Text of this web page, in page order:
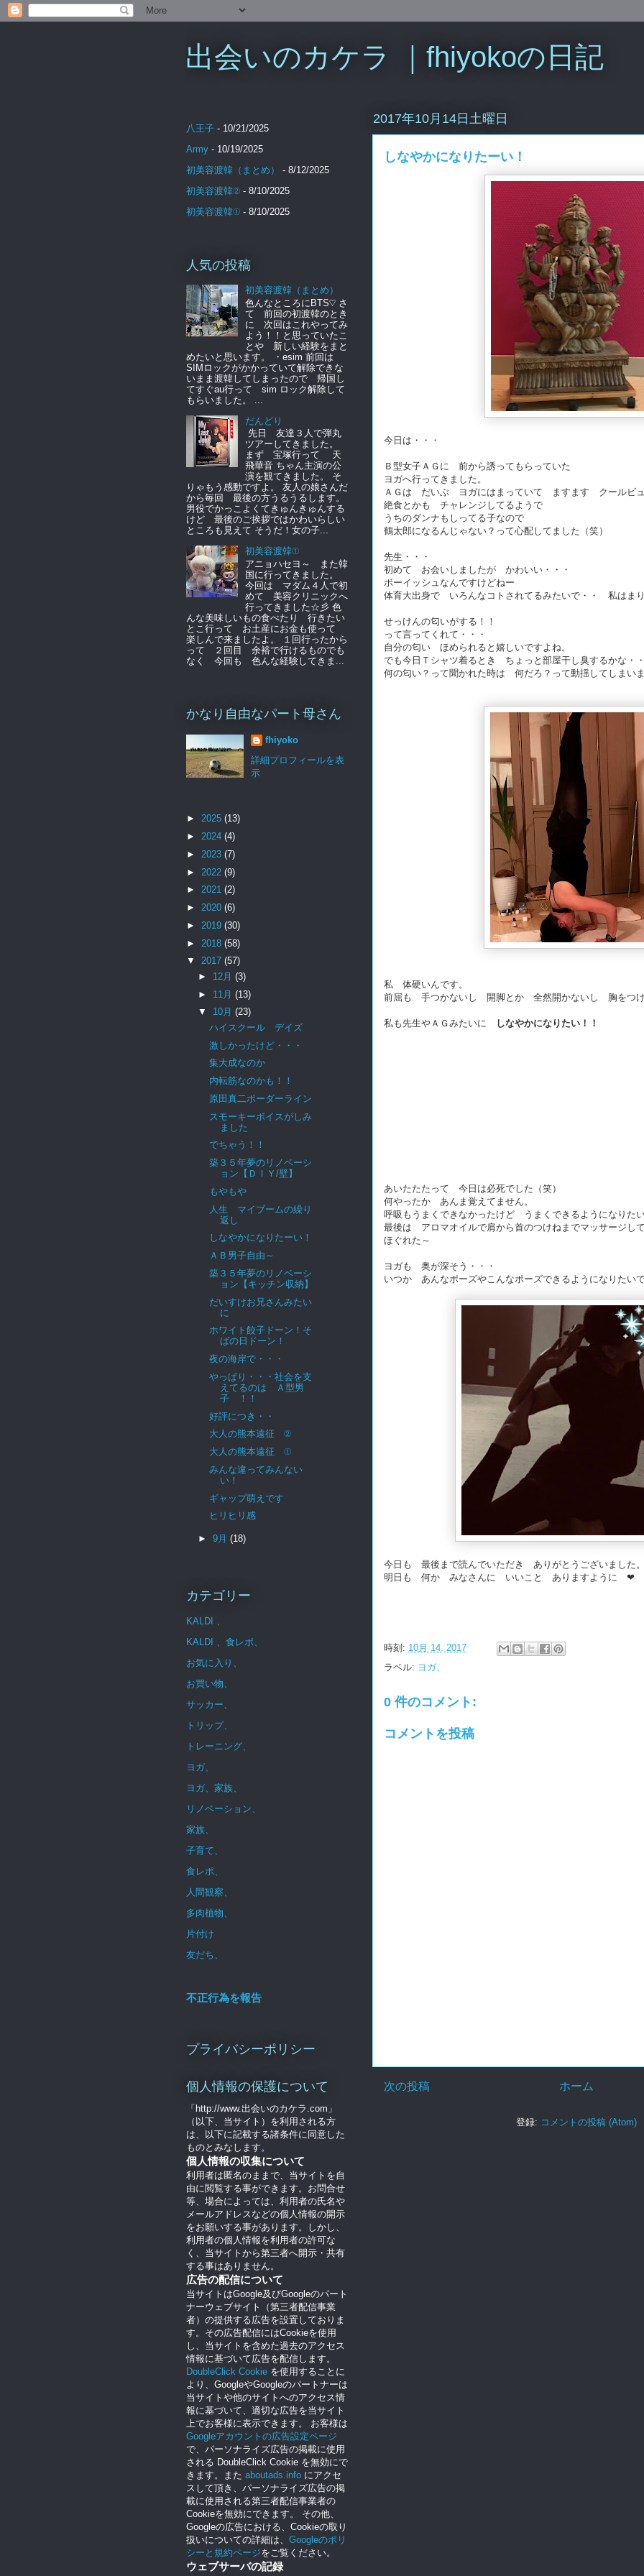
出会いのカケラ ｜fhiyokoの日記
2017年10月14日土曜日
しなやかになりたーい！
今日は・・・
Ｂ型女子ＡＧに 前から誘ってもらっていた
ヨガへ行ってきました。
ＡＧは だいぶ ヨガにはまっていて ますます クールビ
絶食とかも チャレンジしてるようで
うちのダンナもしってる子なので
鶴太郎になるんじゃない？って心配してました（笑）
先生・・・
初めて お会いしましたが かわいい・・・
ボーイッシュなんですけどねー
体育大出身で いろんなコトされてるみたいで・・ 私はま
せっけんの匂いがする！！
って言ってくれて・・・
自分の匂い ほめられると嬉しいですよね。
でも今日Ｔシャツ着るとき ちょっと部屋干し臭するかな・
何の匂い？って聞かれた時は 何だろ？って動揺してしまい
私 体硬いんです。
前屈も 手つかないし 開脚とか 全然開かないし 胸をつけ
私も先生やＡＧみたいに しなやかになりたい！！
あいたたたって 今日は必死でした（笑）
何やったか あんま覚えてません。
呼吸もうまくできなかったけど うまくできるようになりた
最後は アロマオイルで肩から首のつけねまでマッサージし
ほぐれた～
ヨガも 奥が深そう・・・
いつか あんなポーズやこんなポーズできるようになりたい
今日も 最後まで読んでいただき ありがとうございました
明日も 何か みなさんに いいこと ありますように ❤
時刻: 10月 14, 2017
ラベル: ヨガ、
0 件のコメント:
コメントを投稿
次の投稿 ホーム
登録: コメントの投稿 (Atom)
八王子 - 10/21/2025
Army - 10/19/2025
初美容渡韓（まとめ）
- 8/12/2025
初美容渡韓② - 8/10/2025
初美容渡韓① - 8/10/2025
人気の投稿
初美容渡韓（まとめ）
色んなところにBTS♡ さ
て 前回の初渡韓のとき
に 次回はこれやってみ
よう！！と思っていたこ
とや 新しい経験をまと
めたいと思います。 ・esim 前回は
SIMロックがかかっていて解除できな
いまま渡韓してしまったので 帰国し
てすぐau行って sim ロック解除して
もらいました。 ...
だんどり
先日 友達３人で弾丸
ツアーしてきました。
まず 宝塚行って 天
飛華音 ちゃん主演の公
演を観てきました。 そ
りゃもう感動ですよ。 友人の娘さんだ
から毎回 最後の方うるうるします。
男役でかっこよくてきゅんきゅんする
けど 最後のご挨拶ではかわいらしい
ところも見えて そうだ！女の子...
初美容渡韓①
アニョハセヨ～ また韓
国に行ってきました。
今回は マダム４人で初
めて 美容クリニックへ
行ってきました☆彡 色
んな美味しいもの食べたり 行きたい
とこ行って お土産にお金も使って
楽しんで来ましたよ。 １回行ったから
って ２回目 余裕で行けるものでも
なく 今回も 色んな経験してきま...
かなり自由なパート母さん
fhiyoko
詳細プロフィールを表
示
► 2025 (13)
► 2024 (4)
► 2023 (7)
► 2022 (9)
► 2021 (2)
► 2020 (6)
► 2019 (30)
► 2018 (58)
▼ 2017 (57)
► 12月 (3)
► 11月 (13)
▼ 10月 (23)
ハイスクール デイズ
激しかったけど・・・
集大成なのか
内転筋なのかも！！
原田真二ボーダーライン
スモーキーボイスがしみ
ました
でちゃう！！
築３５年夢のリノベーシ
ョン【ＤＩＹ/壁】
もやもや
人生 マイブームの繰り
返し
しなやかになりたーい！
ＡＢ男子自由～
築３５年夢のリノベーシ
ョン【キッチン収納】
だいすけお兄さんみたい
に
ホワイト餃子ドーン！そ
ばの日ドーン！
夜の海岸で・・・
やっぱり・・・社会を支
えてるのは Ａ型男
子 ！！
好評につき・・
大人の熊本遠征 ②
大人の熊本遠征 ①
みんな違ってみんない
い！
ギャップ萌えです
ヒリヒリ感
► 9月 (18)
カテゴリー
KALDI 、
KALDI 、食レポ、
お気に入り、
お買い物、
サッカー、
トリップ、
トレーニング、
ヨガ、
ヨガ、家族、
リノベーション、
家族、
子育て、
食レポ、
人間観察、
多肉植物、
片付け
友だち、
不正行為を報告
プライバシーポリシー
個人情報の保護について
「http://www.出会いのカケラ.com」
（以下、当サイト）を利用される方
は、以下に記載する諸条件に同意した
ものとみなします。
個人情報の収集について
利用者は匿名のままで、当サイトを自
由に閲覧する事ができます。お問合せ
等、場合によっては、利用者の氏名や
メールアドレスなどの個人情報の開示
をお願いする事があります。しかし、
利用者の個人情報を利用者の許可な
く、当サイトから第三者へ開示・共有
する事はありません。
広告の配信について
当サイトはGoogle及びGoogleのパート
ナーウェブサイト（第三者配信事業
者）の提供する広告を設置しておりま
す。その広告配信にはCookieを使用
し、当サイトを含めた過去のアクセス
情報に基づいて広告を配信します。
DoubleClick Cookie を使用することに
より、GoogleやGoogleのパートナーは
当サイトや他のサイトへのアクセス情
報に基づいて、適切な広告を当サイト
上でお客様に表示できます。 お客様は
Googleアカウントの広告設定ページ
で、パーソナライズ広告の掲載に使用
される DoubleClick Cookie を無効にで
きます。また aboutads.info にアクセ
スして頂き、パーソナライズ広告の掲
載に使用される第三者配信事業者の
Cookieを無効にできます。 その他、
Googleの広告における、Cookieの取り
扱いについての詳細は、 Googleのポリ
シーと規約ページをご覧ください。
ウェブサーバの記録